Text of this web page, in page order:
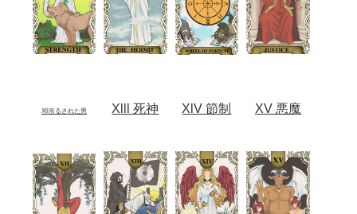
Xll吊るされた男 Xlll 死神 XlV 節制 XV 悪魔